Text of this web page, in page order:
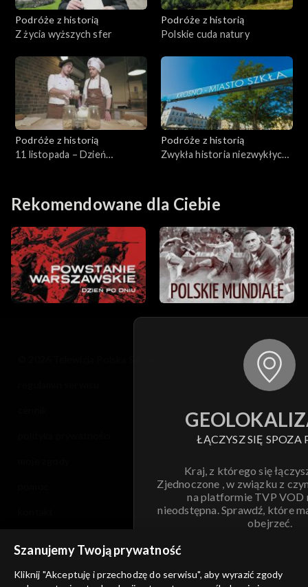
Podróże z historią
Z życia wyższych sfer
Podróże z historią
Polskie cuda natury
Podróże z historią
11 listopada – Dzień
Podróże z historią
Zwykła historia niezwykłych
Rekomendowane dla Ciebie
ŁĄCZYSZ SIĘ SPOZA
Kraj, z którego się
Zjednoczone , w związku z
na platformie TVP VOD
nieodstępna. Sprawdź, które
obejrzeć.
Szanujemy Twoją prywatność
Kliknij "Akceptuję i przechodzę do serwisu", aby wyrazić zgody